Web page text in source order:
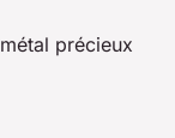
précieux